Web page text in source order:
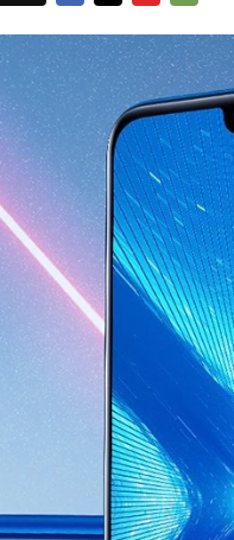
MAIL